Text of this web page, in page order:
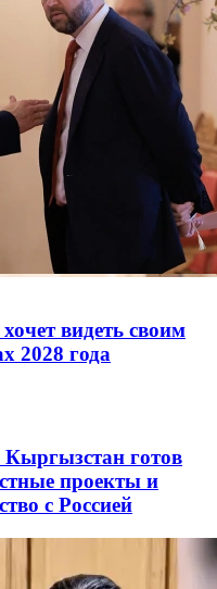
видеть своим
2028 года
готов
проекты и
с Россией